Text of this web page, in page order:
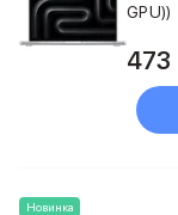
GPU))
473
Новинка